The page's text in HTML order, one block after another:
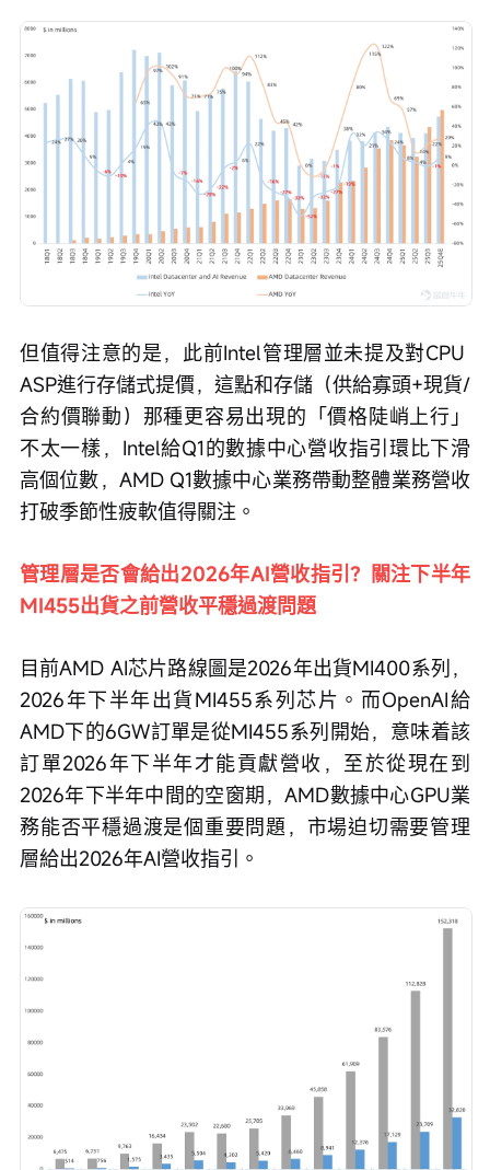
但值得注意的是，此前Intel管理層並未提及對CPU
ASP進行存儲式提價，這點和存儲（供給寡頭+現貨/
合約價聯動）那種更容易出現的「價格陡峭上行」
不太一樣，Intel給Q1的數據中心營收指引環比下滑
高個位數，AMD Q1數據中心業務帶動整體業務營收
打破季節性疲軟值得關注。
管理層是否會給出2026年AI營收指引？關注下半年
MI455出貨之前營收平穩過渡問題
目前AMD AI芯片路線圖是2026年出貨MI400系列，
2026年下半年出貨MI455系列芯片。而OpenAI給
AMD下的6GW訂單是從MI455系列開始，意味着該
訂單2026年下半年才能貢獻營收，至於從現在到
2026年下半年中間的空窗期，AMD數據中心GPU業
務能否平穩過渡是個重要問題，市場迫切需要管理
層給出2026年AI營收指引。